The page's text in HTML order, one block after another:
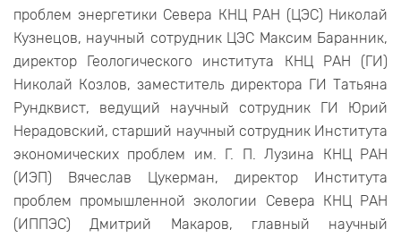
проблем энергетики Севера КНЦ РАН (ЦЭС) Николай
Кузнецов, научный сотрудник ЦЭС Максим Баранник,
директор Геологического института КНЦ РАН (ГИ)
Николай Козлов, заместитель директора ГИ Татьяна
Рундквист, ведущий научный сотрудник ГИ Юрий
Нерадовский, старший научный сотрудник Института
экономических проблем им. Г. П. Лузина КНЦ РАН
(ИЭП) Вячеслав Цукерман, директор Института
проблем промышленной экологии Севера КНЦ РАН
(ИППЭС) Дмитрий Макаров, главный научный